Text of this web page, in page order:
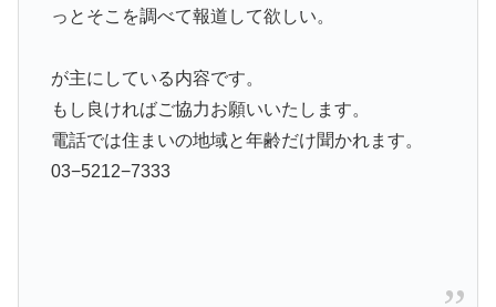
っとそこを調べて報道して欲しい。
が主にしている内容です。
もし良ければご協力お願いいたします。
電話では住まいの地域と年齢だけ聞かれます。
03−5212−7333